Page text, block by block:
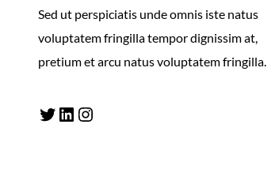
Sed ut perspiciatis unde omnis iste natus
voluptatem fringilla tempor dignissim at,
pretium et arcu natus voluptatem fringilla.
Twitter LinkedIn Instagram